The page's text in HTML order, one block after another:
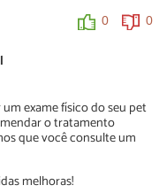
0 0
exame físico do seu pet
o tratamento
que você consulte um
melhoras!